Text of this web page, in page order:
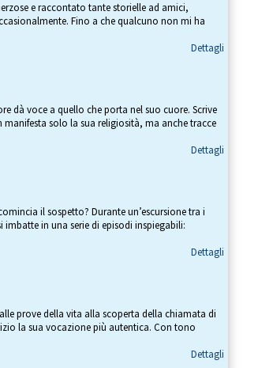
e raccontato tante storielle ad amici,
Fino a che qualcuno non mi ha
Dettagli
dà voce a quello che porta nel suo cuore. Scrive
solo la sua religiosità, ma anche tracce
Dettagli
il sospetto? Durante un’escursione tra i
in una serie di episodi inspiegabili:
Dettagli
prove della vita alla scoperta della chiamata di
la sua vocazione più autentica. Con tono
Dettagli